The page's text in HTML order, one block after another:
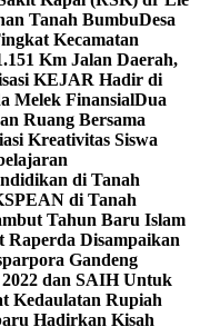
Tanah BumbuDesa
Kecamatan
Km Jalan Daerah,
KEJAR Hadir di
Melek FinansialDua
Ruang Bersama
Kreativitas Siswa
di Tanah
di Tanah
Tahun Baru Islam
Raperda Disampaikan
Gandeng
dan SAIH Untuk
Kedaulatan Rupiah
Hadirkan Kisah